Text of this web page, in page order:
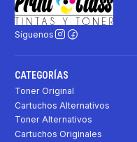
Síguenos
CATEGORÍAS
Toner Original
Cartuchos Alternativos
Toner Alternativos
Cartuchos Originales